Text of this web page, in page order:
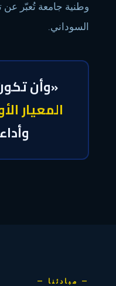
وطنية جامعة تُعبّر
السوداني.
«وأن
المعيار
— مبادئنا —